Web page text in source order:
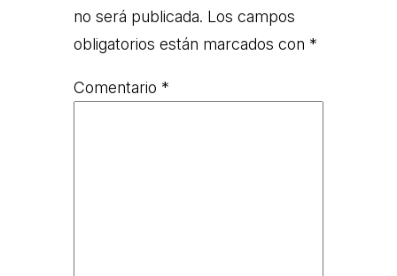
no será publicada. Los campos
obligatorios están marcados con *
Comentario *